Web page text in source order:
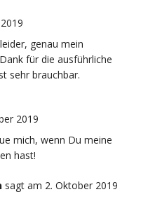
genau mein
für die ausführliche
sehr brauchbar.
2019
mich, wenn Du meine
hast!
sagt am 2. Oktober 2019